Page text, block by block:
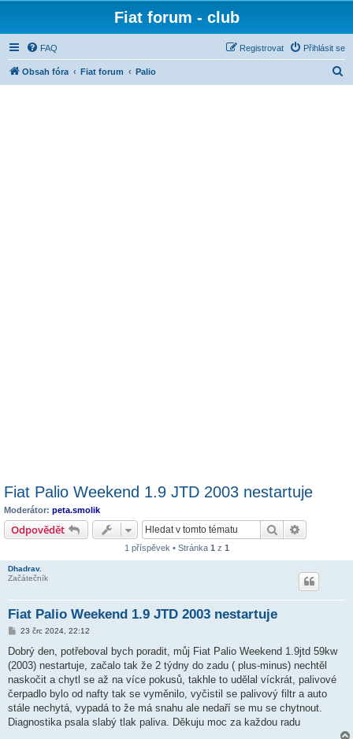
Fiat forum - club
FAQ Přihlásit se
Registrovat
Obsah fóra Fiat forum Palio
Fiat Palio Weekend 1.9 JTD 2003 nestartuje
Moderátor: peta.smolik
Odpovědět Hledat
1 příspěvek • Stránka 1 z 1
Dhadrav.
Začátečník
Fiat Palio Weekend 1.9 JTD 2003 nestartuje
P
í
p
ě
e
k
23 črc 2024, 22:12
Dobrý den, potřeboval bych poradit, můj Fiat Palio Weekend 1.9jtd 59kw
(2003) nestartuje, začalo tak že 2 týdny do zadu ( plus-minus) nechtěl
naskočit a chytl se až na více pokusů, takhle to udělal víckrát, palivové
čerpadlo bylo od nafty tak se vyměnilo, vyčistil se palivový filtr a auto
stále nechytá, vypadá to že má snahu ale nedaří se mu se chytnout.
Diagnostika psala slabý tlak paliva. Děkuju moc za každou radu